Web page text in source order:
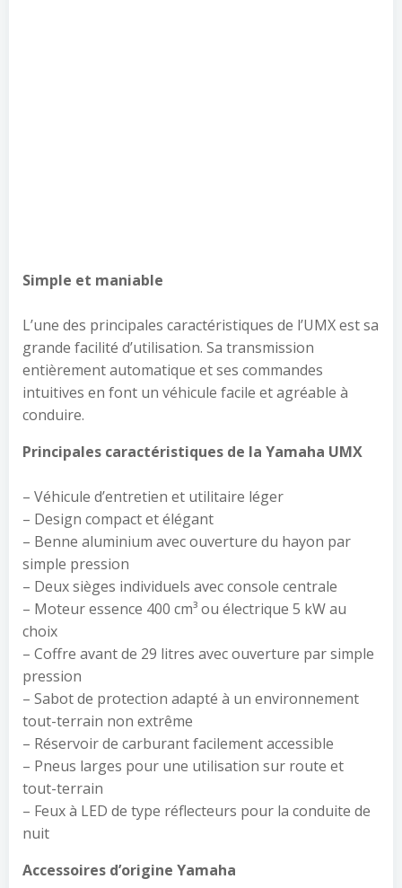
Simple et maniable
L’une des principales caractéristiques de l’UMX est sa
grande facilité d’utilisation. Sa transmission
entièrement automatique et ses commandes
intuitives en font un véhicule facile et agréable à
conduire.
Principales caractéristiques de la Yamaha UMX
– Véhicule d’entretien et utilitaire léger
– Design compact et élégant
– Benne aluminium avec ouverture du hayon par
simple pression
– Deux sièges individuels avec console centrale
– Moteur essence 400 cm³ ou électrique 5 kW au
choix
– Coffre avant de 29 litres avec ouverture par simple
pression
– Sabot de protection adapté à un environnement
tout-terrain non extrême
– Réservoir de carburant facilement accessible
– Pneus larges pour une utilisation sur route et
tout-terrain
– Feux à LED de type réflecteurs pour la conduite de
nuit
Accessoires d’origine Yamaha